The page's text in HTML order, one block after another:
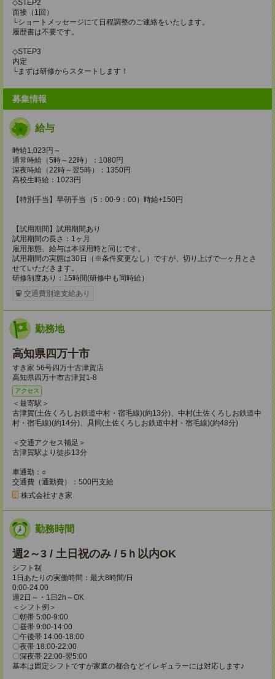
◇STEP2
面接（1回）
└ショートメッセージにて日程調整のご連絡をいたします。
履歴書は不要です。
◇STEP3
内定
└まずは研修からスタートします！
募集情報
給与
時給1,023円～
通常時給（5時～22時）：1080円
深夜時給（22時～翌5時）：1350円
高校生時給：1023円
【特別手当】早朝手当（5：00-9：00）時給+150円
【試用期間】試用期間あり
試用期間の長さ：1ヶ月
雇用形態、給与は本採用時と同じです。
試用期間の実態は30日（※条件変更なし）ですが、切り上げで一ヶ月とさ
せていただきます。
研修制度あり：15時間(研修中も同時給）
交通費別途支給あり
勤務地
高知県四万十市
すき家 56号四万十古津賀店
高知県四万十市古津賀1-8
アクセス
＜最寄駅＞
古津賀(土佐くろしお鉄道中村・宿毛線)(約13分)、中村(土佐くろしお鉄道中
村・宿毛線)(約14分)、具同(土佐くろしお鉄道中村・宿毛線)(約48分)
＜交通アクセス補足＞
古津賀駅より徒歩13分
車通勤：○
交通費（通勤費）：500円支給
株式会社すき家
勤務時間
週2～3 / 土日祝のみ / 5ｈ以内OK
シフト制
1日あたりの実働時間：最大8時間/日
0:00-24:00
週2日～・1日2h～OK
＜シフト例＞
〇朝帯 5:00-9:00
〇昼帯 9:00-14:00
〇午後帯 14:00-18:00
〇夜帯 18:00-22:00
〇深夜帯 22:00-翌5:00
基本は固定シフトですが家庭の都合などイレギュラーには対応します♪